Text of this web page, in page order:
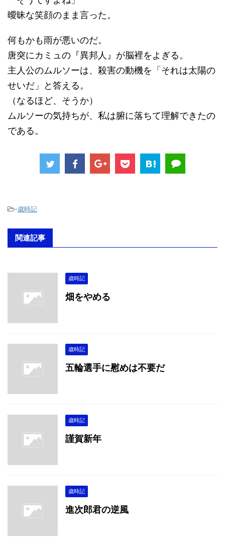
曖昧な笑顔のまま言った。
何もかも雨が悪いのだ。
唐突にカミュの『異邦人』が脳裡をよぎる。
主人公のムルソーは、殺害の動機を「それは太陽の
せいだ」と答える。
（なるほど、そうか）
ムルソーの気持ちが、私は腑に落ちて理解できたの
である。
-歳時記
関連記事
歳時記
畑をやめる
歳時記
五輪選手に慰めは不要だ
歳時記
謹賀新年
歳時記
進次郎君の逆風